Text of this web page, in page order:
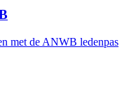
met de ANWB ledenpas